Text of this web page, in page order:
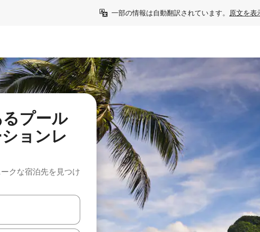
一部の情報は自動翻訳されています。 原文を表
プール
ョンレ
クな宿泊先を見つけ
の矢印キーを使って移動するか、画面をタッチまたはスワイプして検索結果を確